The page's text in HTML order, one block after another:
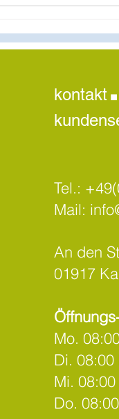
kontakt.
Tel.:
Mail:
An den
01917
Mo.
Di.
Mi.
Do.